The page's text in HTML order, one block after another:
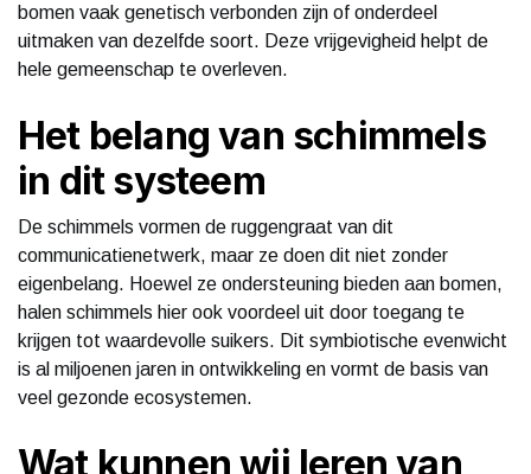
bomen vaak genetisch verbonden zijn of onderdeel
uitmaken van dezelfde soort. Deze vrijgevigheid helpt de
hele gemeenschap te overleven.
Het belang van schimmels
in dit systeem
De schimmels vormen de ruggengraat van dit
communicatienetwerk, maar ze doen dit niet zonder
eigenbelang. Hoewel ze ondersteuning bieden aan bomen,
halen schimmels hier ook voordeel uit door toegang te
krijgen tot waardevolle suikers. Dit symbiotische evenwicht
is al miljoenen jaren in ontwikkeling en vormt de basis van
veel gezonde ecosystemen.
Wat kunnen wij leren van